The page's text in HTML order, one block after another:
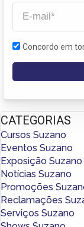
Concordo em
CATEGORIAS
Cursos Suzano
Eventos Suzano
Exposição Suzano
Notícias Suzano
Promoções
Reclamações
Serviços Suzano